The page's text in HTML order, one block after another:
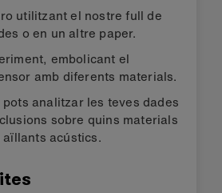
utilitzant el nostre full de
o en un altre paper.
embolicant el
amb diferents materials.
analitzar les teves dades
sobre quins materials
acústics.